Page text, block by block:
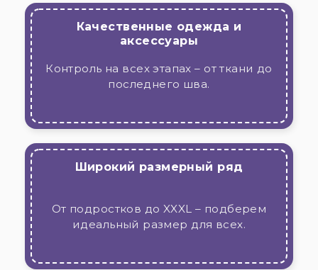
Качественные одежда и
аксессуары
Контроль на всех этапах – от ткани до
последнего шва.
Широкий размерный ряд
От подростков до XXXL – подберем
идеальный размер для всех.